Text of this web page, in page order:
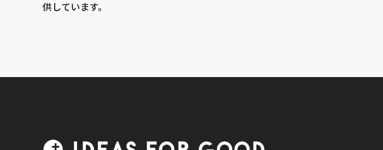
供しています。